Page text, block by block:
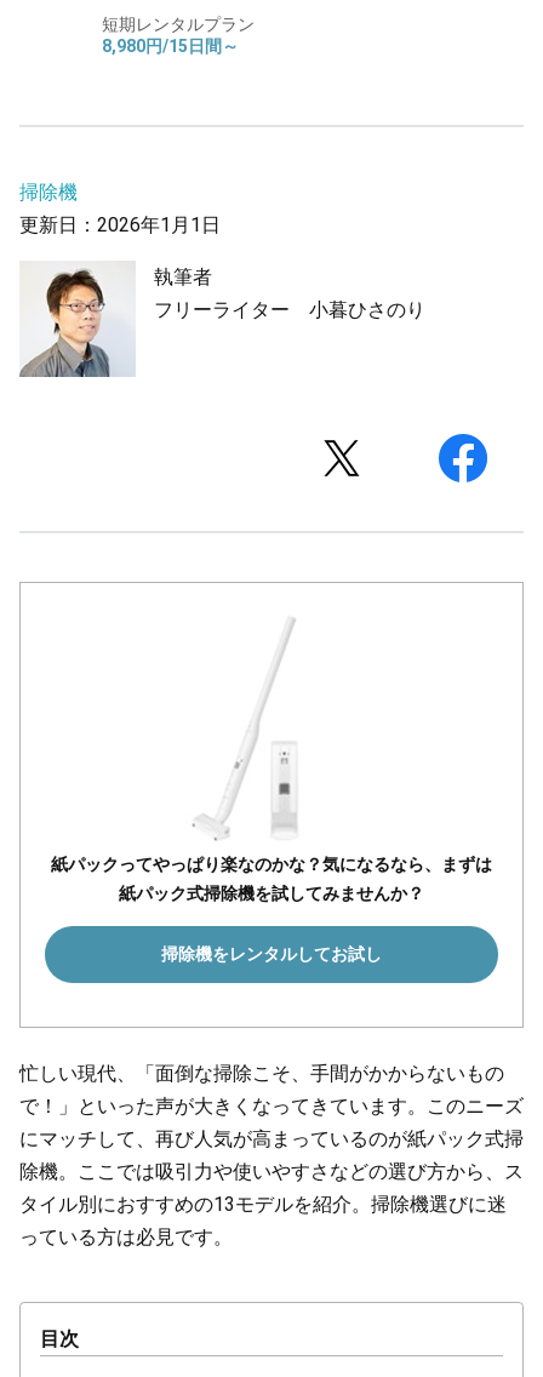
短期レンタルプラン
8,980円/15日間～
掃除機
更新日：2026年1月1日
執筆者
フリーライター 小暮ひさのり
紙パックってやっぱり楽なのかな？気になるなら、まずは
紙パック式掃除機を試してみませんか？
掃除機をレンタルしてお試し
忙しい現代、「面倒な掃除こそ、手間がかからないもの
で！」といった声が大きくなってきています。このニーズ
にマッチして、再び人気が高まっているのが紙パック式掃
除機。ここでは吸引力や使いやすさなどの選び方から、ス
タイル別におすすめの13モデルを紹介。掃除機選びに迷
っている方は必見です。
目次